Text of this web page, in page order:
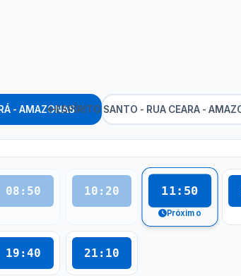
- AMAZONAS ESPÍRITO SANTO - RUA
08:50 10:20 11:50
Próximo
19:40 21:10